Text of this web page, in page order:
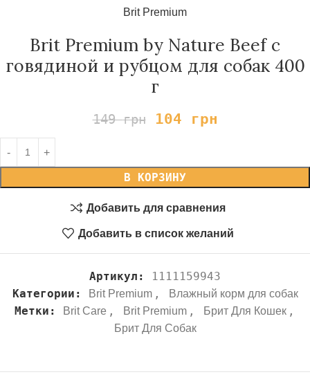
Brit Premium
Brit Premium by Nature Beef с
говядиной и рубцом для собак 400
г
149грн 104 грн
В КОРЗИНУ
Добавить для сравнения
Добавить в список желаний
Артикул:
1111159943
Категории:
Brit Premium , Влажный корм для собак
Метки: Brit Care , Brit Premium , Брит Для Кошек ,
Брит Для Собак